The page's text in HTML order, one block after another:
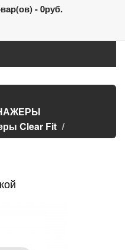
-0руб.
Clear Fit